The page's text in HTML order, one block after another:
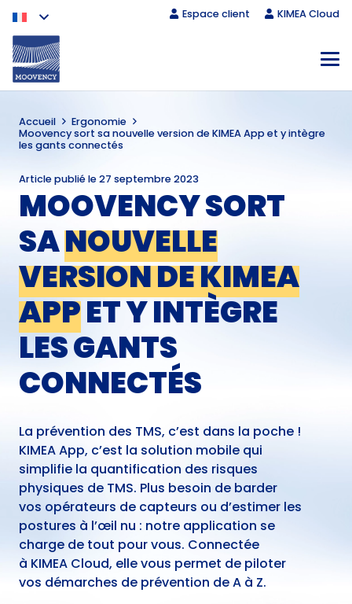
Espace client KIMEA Cloud
Accueil
Ergonomie
Moovency sort sa nouvelle version de KIMEA App et y intègre
les gants connectés
Article publié le27 septembre 2023
MOOVENCY SORT
SANOUVELLE
VERSION DE KIMEA
APPET Y INTÈGRE
LES GANTS
CONNECTÉS
La prévention des TMS, c’est dans la poche !
KIMEA App, c’est la solution mobile qui
simplifie la quantification des risques
physiques de TMS. Plus besoin de barder
vos opérateurs de capteurs ou d’estimer les
postures à l’œil nu : notre application se
charge de tout pour vous. Connectée
à KIMEA Cloud, elle vous permet de piloter
vos démarches de prévention de A à Z.